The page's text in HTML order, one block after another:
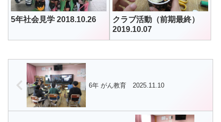
5年社会見学 2018.10.26
クラブ活動（前期最終）
2019.10.07
6年 がん教育 2025.11.10